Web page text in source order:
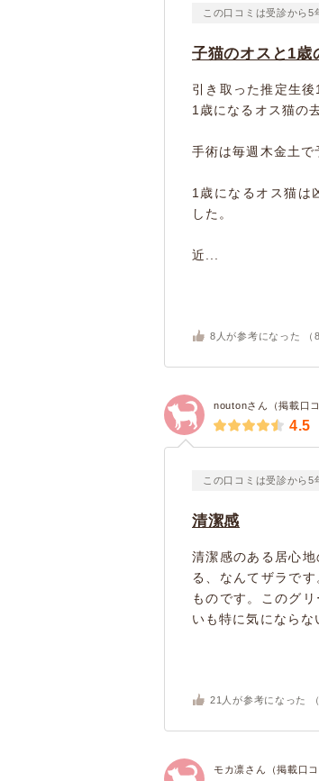
この口コミは受診から5
子猫のオスと1歳
引き取った推定生
1歳になるオス猫の
手術は毎週木金土で
1歳になるオス猫は
した。
近...
8 人が参考になった （ 8
noutonさん（掲載口
4.5
この口コミは受診から5
清潔感
清潔感のある居心
る、なんてザラで
ものです。このグ
いも特に気にならな
21 人が参考になった
モカ凛さん（掲載口コ